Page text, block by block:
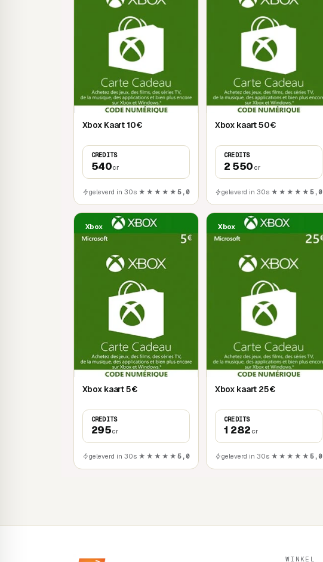
Xbox Kaart 10€
CREDITS
540cr
geleverd in 30s ★★★★★ 5,0
Xbox kaart 50€
CREDITS
2 550 cr
geleverd in 30s ★★★★★ 5,0
Xbox
Xbox kaart 5€
CREDITS
295cr
geleverd in 30s ★★★★★ 5,0
Xbox
Xbox kaart 25€
CREDITS
1 282 cr
geleverd in 30s ★★★★★ 5,0
WINKEL